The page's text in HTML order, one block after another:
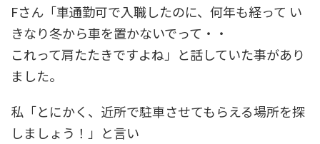
Fさん「車通勤可で入職したのに、何年も経って い
きなり冬から車を置かないでって・・
これって肩たたきですよね」と話していた事があり
ました。
私「とにかく、近所で駐車させてもらえる場所を探
しましょう！」と言い